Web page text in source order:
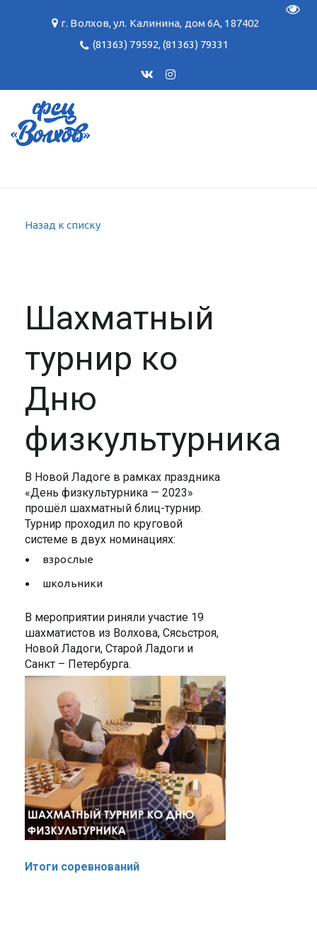
г. Волхов,ул. Калинина, дом 6А, 187402
(81363) 79592,(81363) 79331
Назад к списку
Шахматный
турнир ко
Дню
физкультурника
В Новой Ладоге в рамках праздника
«День физкультурника — 2023»
прошёл шахматный блиц-турнир.
Турнир проходил по круговой
системе в двух номинациях:
взрослые
школьники
В мероприятии риняли участие 19
шахматистов из Волхова, Сясьстроя,
Новой Ладоги, Старой Ладоги и
Санкт – Петербурга.
Итоги соревнований